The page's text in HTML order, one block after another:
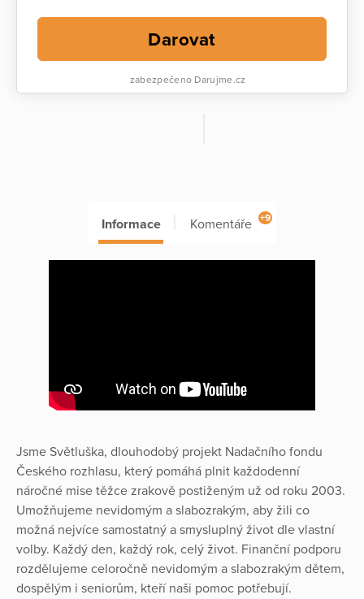
Darovat
zabezpečeno Darujme.cz
Informace Komentáře +9
Jsme Světluška, dlouhodobý projekt Nadačního fondu
Českého rozhlasu, který pomáhá plnit každodenní
náročné mise těžce zrakově postiženým už od roku 2003.
Umožňujeme nevidomým a slabozrakým, aby žili co
možná nejvíce samostatný a smysluplný život dle vlastní
volby. Každý den, každý rok, celý život. Finanční podporu
rozdělujeme celoročně nevidomým a slabozrakým dětem,
dospělým i seniorům, kteří naši pomoc potřebují.